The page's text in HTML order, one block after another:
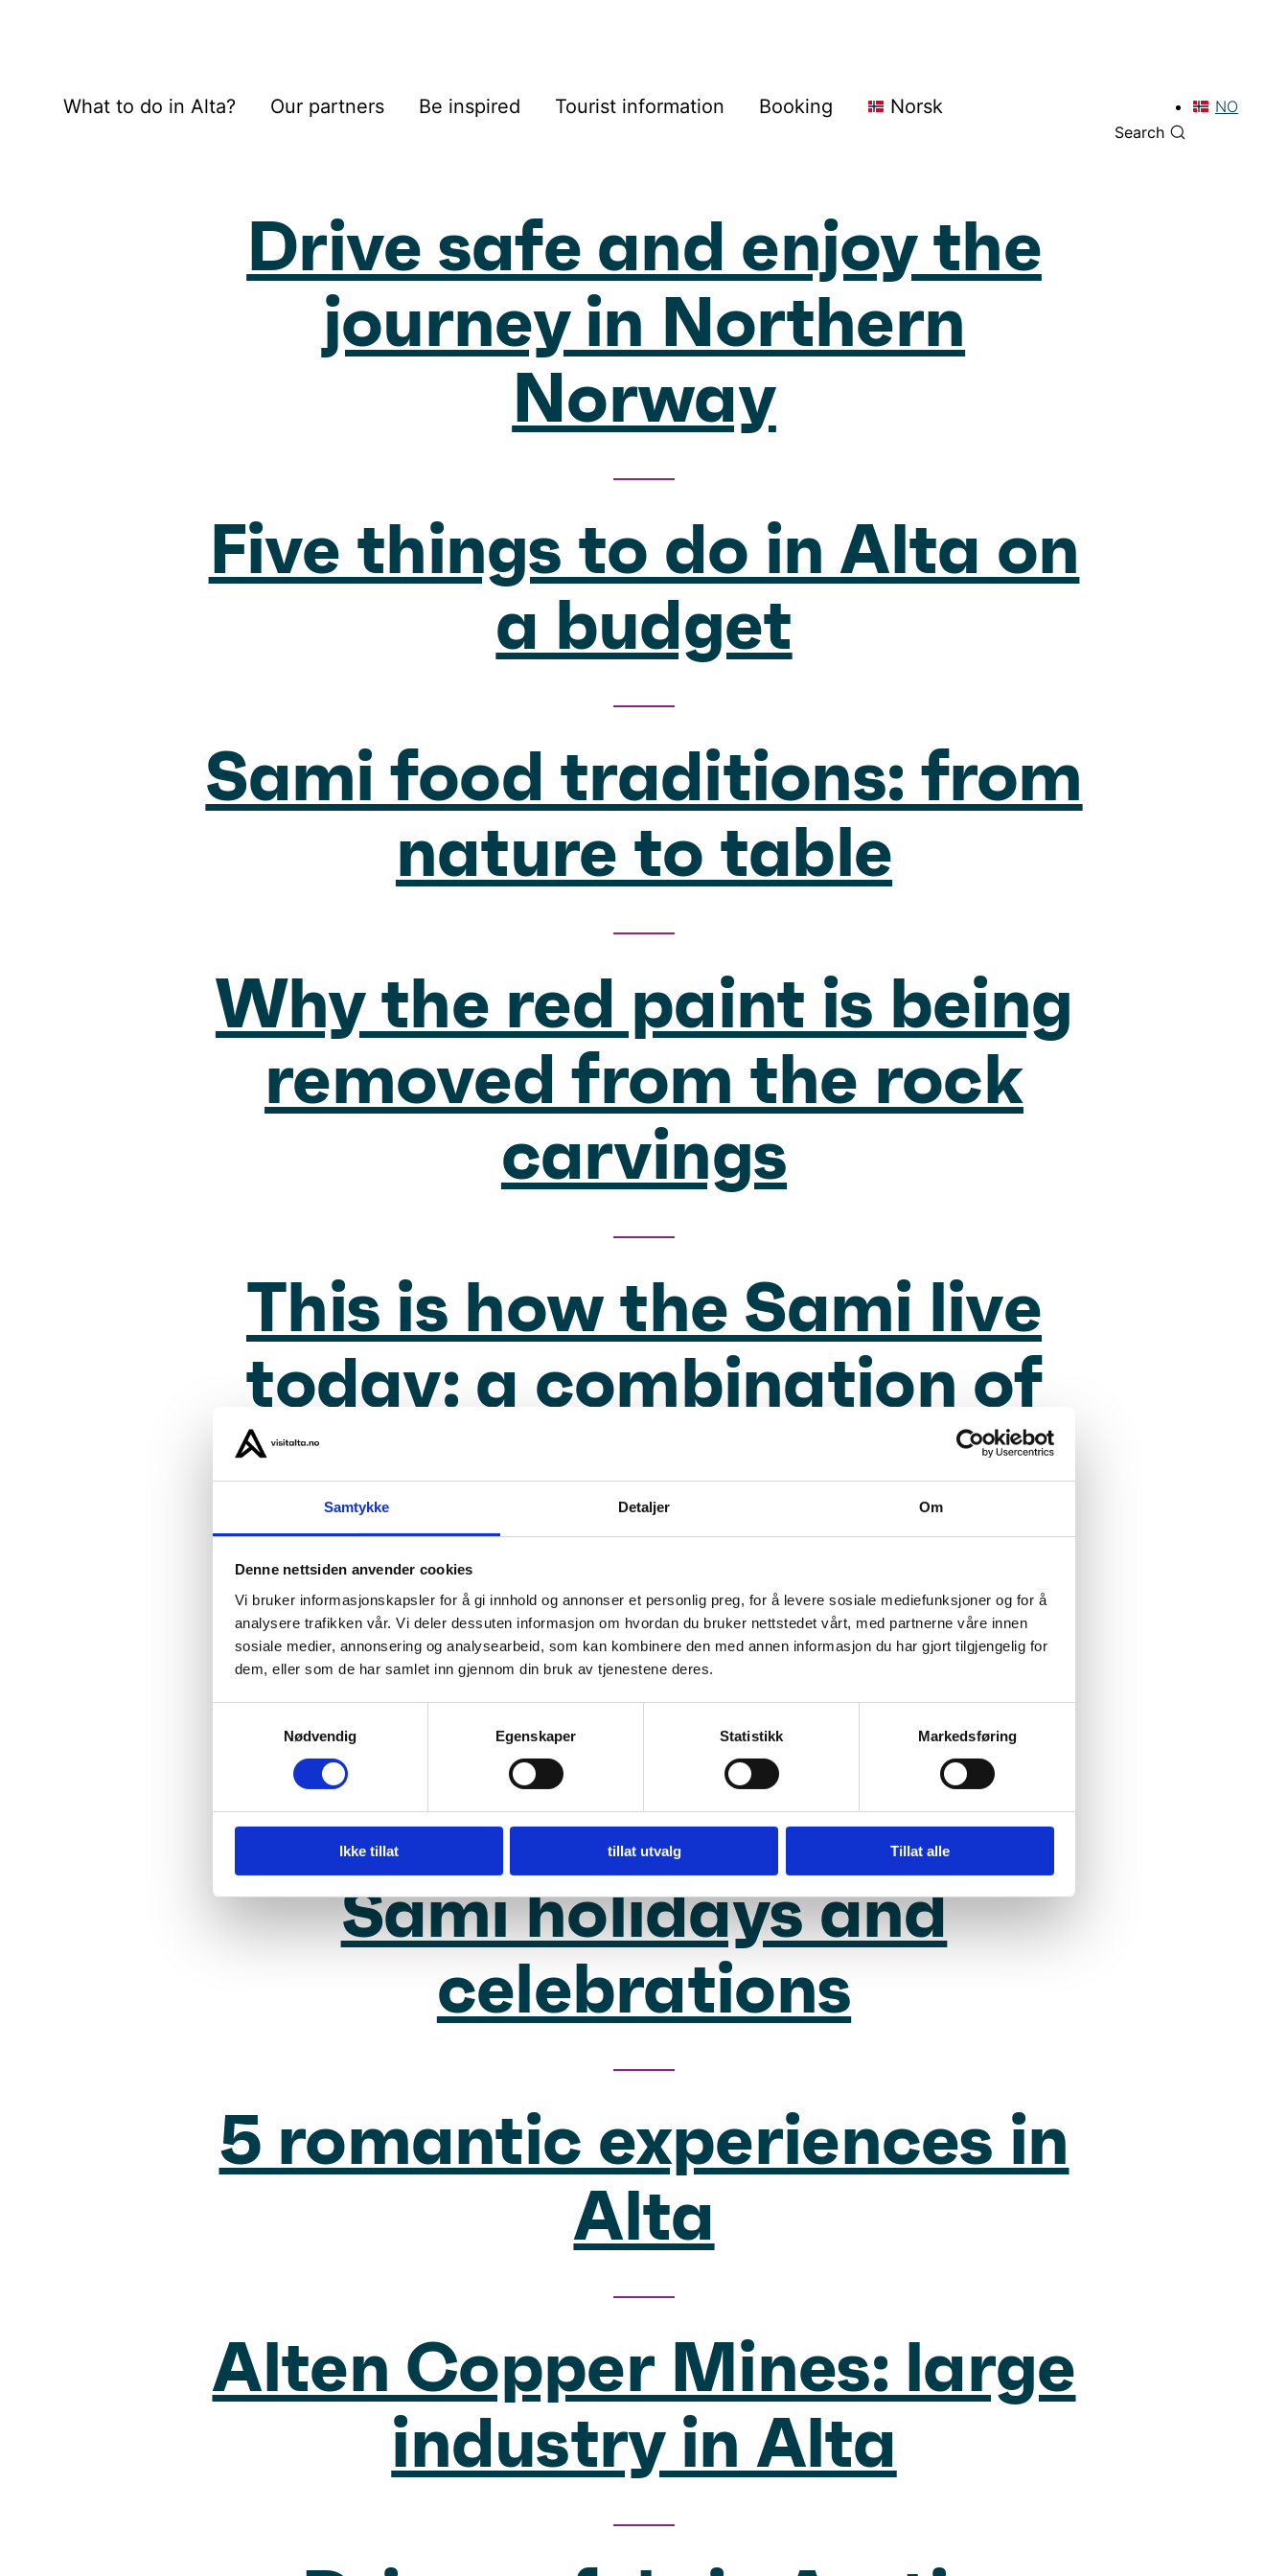
Samtykke Detaljer Om
Denne nettsiden anvender cookies
Vi bruker informasjonskapsler for å gi innhold og annonser et personlig preg, for å levere sosiale mediefunksjoner og for å
analysere trafikken vår. Vi deler dessuten informasjon om hvordan du bruker nettstedet vårt, med partnerne våre innen
sosiale medier, annonsering og analysearbeid, som kan kombinere den med annen informasjon du har gjort tilgjengelig for
dem, eller som de har samlet inn gjennom din bruk av tjenestene deres.
Nødvendig
Egenskaper Statistikk Markedsføring
Ikke tillat tillat utvalg Tillat alle
What to do in Alta? Our partners Be inspired Tourist information Booking Norsk
Search
NO
Drive safe and enjoy the
journey in Northern
Norway
Five things to do in Alta on
a budget
Sami food traditions: from
nature to table
Why the red paint is being
removed from the rock
carvings
This is how the Sami live
today: a combination of
tradition and present
Everything you need to
know about the ski trip
across Finnmarksvidda
Sami holidays and
celebrations
5 romantic experiences in
Alta
Alten Copper Mines: large
industry in Alta